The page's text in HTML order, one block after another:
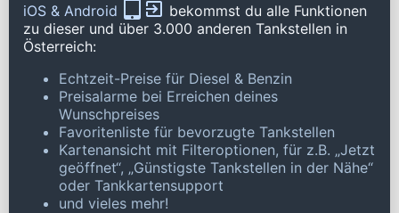
iOS & Android
bekommst du alle Funktionen
zu dieser und über 3.000 anderen Tankstellen in
Österreich:
Echtzeit-Preise für Diesel & Benzin
Preisalarme bei Erreichen deines
Wunschpreises
Favoritenliste für bevorzugte Tankstellen
Kartenansicht mit Filteroptionen, für z.B. „Jetzt
geöffnet“, „Günstigste Tankstellen in der Nähe“
oder Tankkartensupport
und vieles mehr!